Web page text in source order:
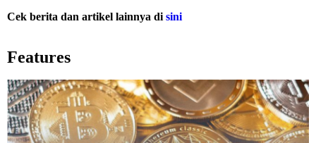
Cek berita dan artikel lainnya di sini
Features